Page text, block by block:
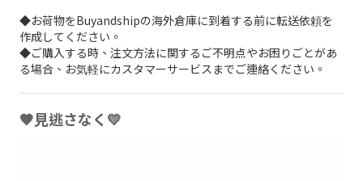
◆お荷物をBuyandshipの海外倉庫に到着する前に転送依頼を
作成してください。
◆ご購入する時、注文方法に関するご不明点やお困りごとがあ
る場合、お気軽にカスタマーサービスまでご連絡ください。
🧡見逃さなく💛